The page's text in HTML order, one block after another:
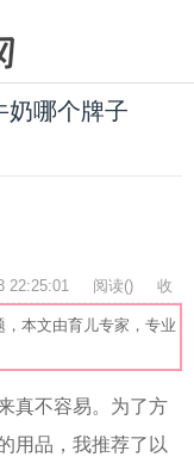
奶哪个牌子
22:25:01 阅读() 收
本文由育儿专家，专业
真不容易。为了方
用品，我推荐了以